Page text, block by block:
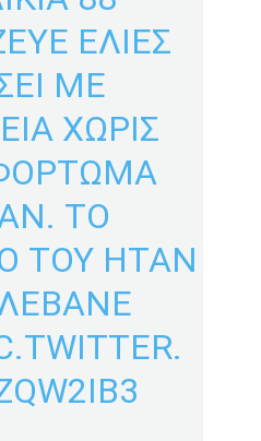
ΕΛΙΕΣ
ΜΕ
ΧΩΡΙΣ
ΤΟ
ΤΟΥ ΗΤΑΝ